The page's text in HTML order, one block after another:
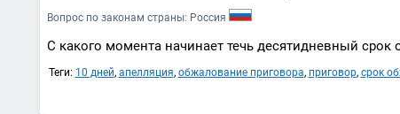
Вопрос по законам страны: Россия
С какого момента начинает течь десятидневный срок
Теги: 10 дней, апелляция, обжалование приговора, приговор, срок